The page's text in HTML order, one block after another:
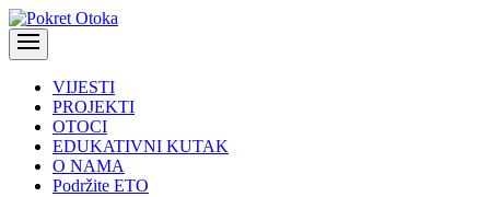
VIJESTI
PROJEKTI
OTOCI
EDUKATIVNI KUTAK
O NAMA
Podržite ETO